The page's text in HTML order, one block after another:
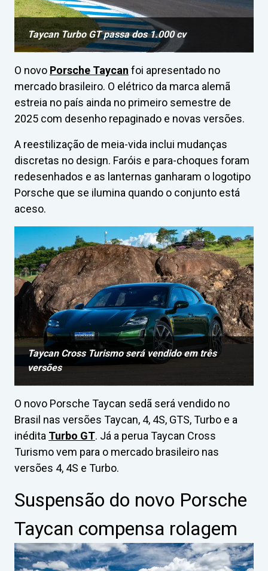
Taycan Turbo GT passa dos 1.000 cv
O novo Porsche Taycan foi apresentado no
mercado brasileiro. O elétrico da marca alemã
estreia no país ainda no primeiro semestre de
2025 com desenho repaginado e novas versões.
A reestilização de meia-vida inclui mudanças
discretas no design. Faróis e para-choques foram
redesenhados e as lanternas ganharam o logotipo
Porsche que se ilumina quando o conjunto está
aceso.
Taycan Cross Turismo será vendido em três
versões
O novo Porsche Taycan sedã será vendido no
Brasil nas versões Taycan, 4, 4S, GTS, Turbo e a
inédita Turbo GT. Já a perua Taycan Cross
Turismo vem para o mercado brasileiro nas
versões 4, 4S e Turbo.
Suspensão do novo Porsche
Taycan compensa rolagem